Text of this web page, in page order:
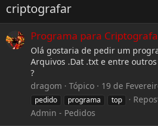
criptografar
Programa para
Olá gostaria de pedir um
Arquivos .Dat .txt e entre
?
dragom
Tópico 19 de
pedido
programa top
Admin - Pedidos